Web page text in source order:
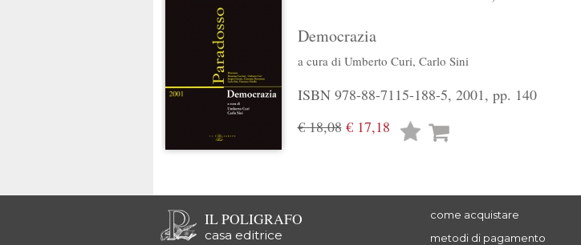
Democrazia
a cura di Umberto Curi, Carlo Sini
ISBN 978-88-7115-188-5, 2001, pp. 140
€ 18,08€ 17,18
Lista
IL POLIGRAFO
casa editrice
come acquistare
metodi di pagamento